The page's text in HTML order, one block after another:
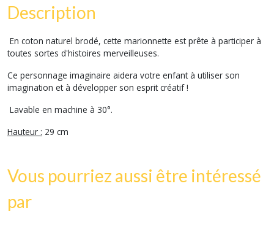
Description
En coton naturel brodé, cette marionnette est prête à participer à
toutes sortes d'histoires merveilleuses.
Ce personnage imaginaire aidera votre enfant à utiliser son
imagination et à développer son esprit créatif !
Lavable en machine à 30°.
Hauteur : 29 cm
Vous pourriez aussi être intéressé
par